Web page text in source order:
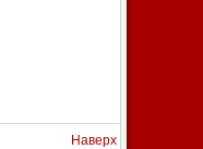
Наверх